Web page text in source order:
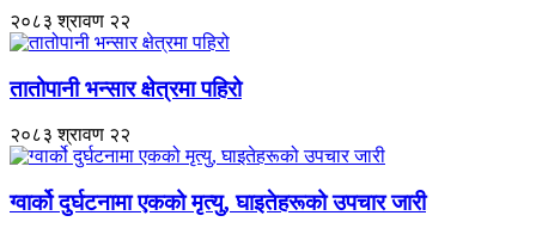
२०८३ श्रावण २२
तातोपानी भन्सार क्षेत्रमा पहिरो
२०८३ श्रावण २२
ग्वार्को दुर्घटनामा एकको मृत्यु, घाइतेहरूको उपचार जारी